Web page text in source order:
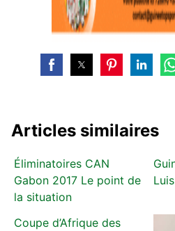
Articles similaires
Éliminatoires CAN
Gabon 2017 Le point de
la situation
Coupe d’Afrique des